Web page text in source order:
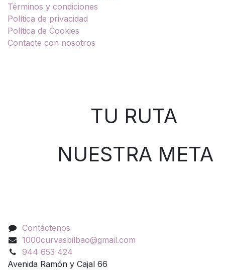
Términos y condiciones
Política de privacidad
Política de Cookies
Contacte con nosotros
TU RUTA
NUESTRA META
Contáctenos
1000curvasbilbao@gmail.com
944 653 424
Avenida Ramón y Cajal 66